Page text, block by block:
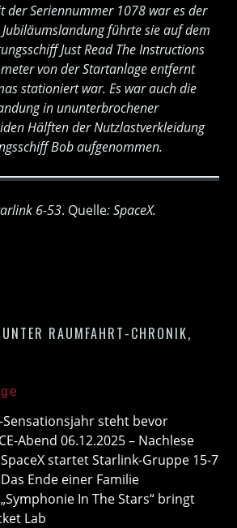
der Seriennummer 1078 war es der
führte sie auf dem
Just Read The Instructions
von der Startanlage entfernt
stationiert war. Es war auch die
in ununterbrochener
Hälften der Nutzlastverkleidung
Bobaufgenommen.
6-53. Quelle: SpaceX.
RAUMFAHRT-CHRONIK,
Sensationsjahr steht bevor
Abend 06.12.2025 – Nachlese
SpaceX startet Starlink-Gruppe 15-7
Ende einer Familie
In The Stars“ bringt
Lab